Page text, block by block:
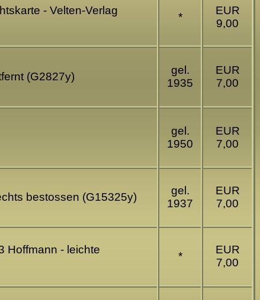
- Velten-Verlag
*
EUR
9,00
(G2827y)
gel.
1935
EUR
7,00
gel.
1950
EUR
7,00
bestossen (G15325y)
gel.
1937
EUR
7,00
Hoffmann - leichte
*
EUR
7,00